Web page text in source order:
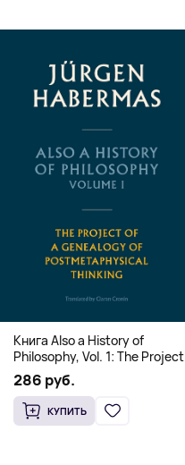
Книга Also a History of
Philosophy, Vol. 1: The Project
of a Genealogy of
Postmetaphysical Thinking
(Твердый переплет)
286 руб.
КУПИТЬ